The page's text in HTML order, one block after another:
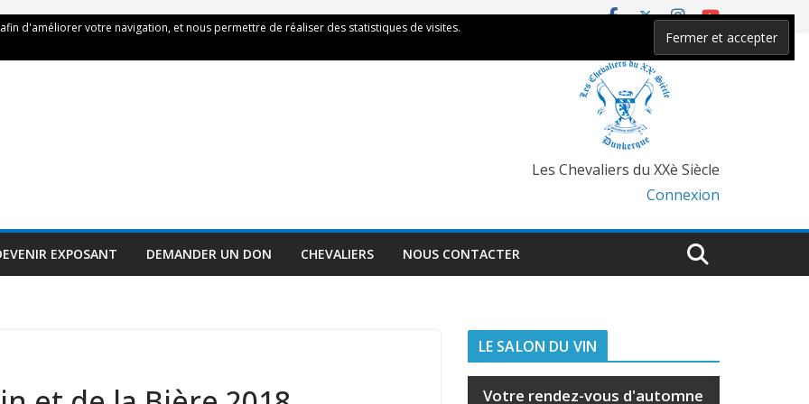
Les Chevaliers du XXè Siècle
Connexion
EXPOSANT DEMANDER UN DON CHEVALIERS NOUS CONTACTER
LE SALON DU VIN
Votre rendez-vous d'automne
d'améliorer votre navigation, et nous permettre de réaliser des statistiques de visites.